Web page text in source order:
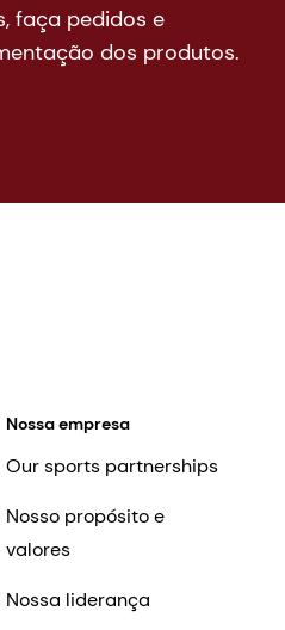
faça pedidos e
dos produtos.
Nossa empresa
Our sports partnerships
Nosso propósito e
valores
Nossa liderança